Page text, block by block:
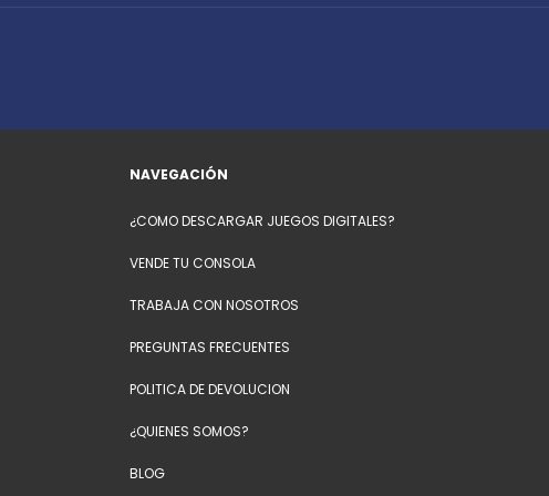
NAVEGACIÓN
¿COMO DESCARGAR JUEGOS DIGITALES?
VENDE TU CONSOLA
TRABAJA CON NOSOTROS
PREGUNTAS FRECUENTES
POLITICA DE DEVOLUCION
¿QUIENES SOMOS?
BLOG